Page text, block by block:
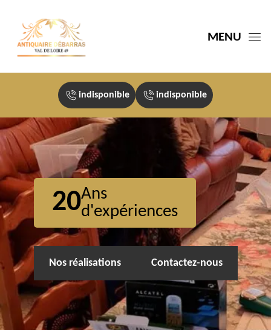
MENU
indisponible indisponible
20Ans
d'expériences
Nos réalisations Contactez-nous